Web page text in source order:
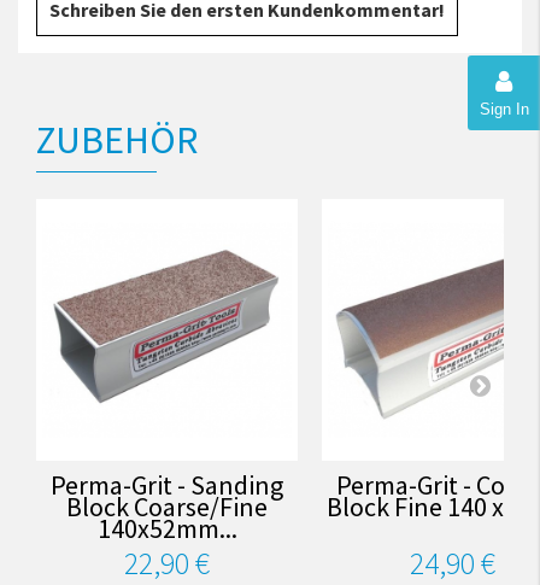
Sign In
Schreiben Sie den ersten Kundenkommentar!
ZUBEHÖR
Perma-Grit - Sanding
Block Coarse/Fine
140x52mm...
22,90 €
Perma-Grit -
Block Fine 140 x
24,90 €